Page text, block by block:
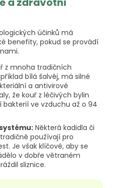
účinků má
benefity, pokud se provádí
z mnoha tradičních
bílá šalvěj, má silné
a antivirové
že kouř z léčivých bylin
ve vzduchu až o 94
Některá kadidla či
používají pro
Je však klíčové, aby se
v dobře větraném
sliznice.